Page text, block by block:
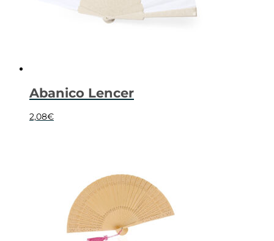
Abanico Lencer
2,08€